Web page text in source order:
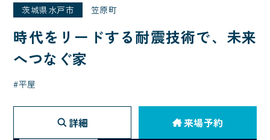
茨城県水戸市 笠原町
時代をリードする耐震技術で、未来
へつなぐ家
平屋
詳細 来場予約